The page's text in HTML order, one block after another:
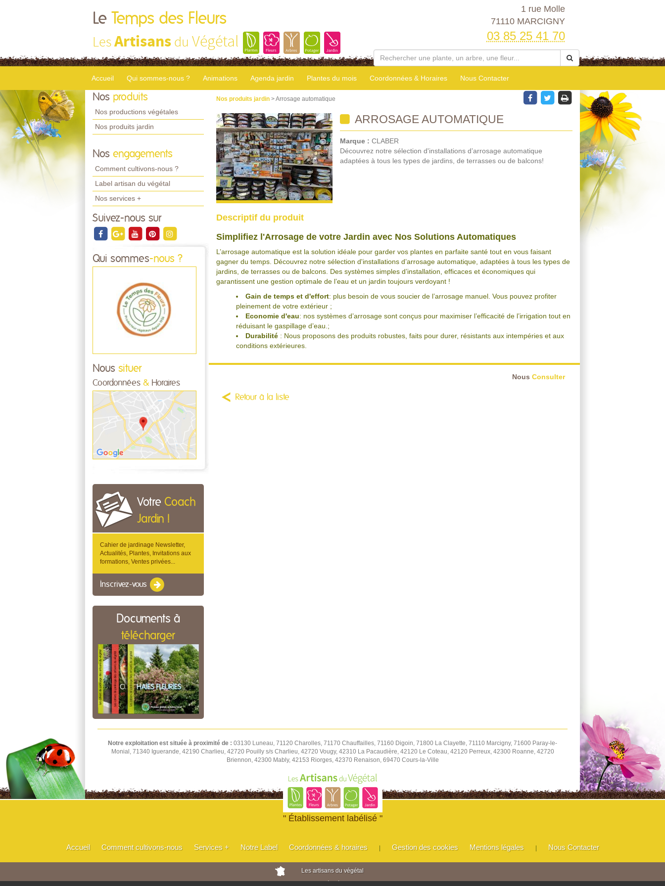
Le Temps des Fleurs
LesArtisans du Végétal
1 rue Molle
71110 MARCIGNY
03 85 25 41 70
Accueil Qui sommes-nous ? Animations Agenda jardin Plantes du mois Coordonnées & Horaires Nous Contacter
Nos produits
Nos productions végétales
Nos produits jardin
Nos engagements
Comment cultivons-nous ?
Label artisan du végétal
Nos services +
Suivez-nous sur
Qui sommes-nous ?
Nous situer
Coordonnées & Horaires
Votre Coach
Jardin !
Cahier de jardinage Newsletter,
Actualités, Plantes, Invitations aux
formations, Ventes privées...
Inscrivez-vous
Documents à
télécharger
Nos produits jardin > Arrosage automatique
ARROSAGE AUTOMATIQUE
Marque : CLABER
Découvrez notre sélection d'installations d’arrosage automatique
adaptées à tous les types de jardins, de terrasses ou de balcons!
Descriptif du produit
Simplifiez l'Arrosage de votre Jardin avec Nos Solutions Automatiques
L’arrosage automatique est la solution idéale pour garder vos plantes en parfaite santé tout en vous faisant
gagner du temps. Découvrez notre sélection d'installations d’arrosage automatique, adaptées à tous les types de
jardins, de terrasses ou de balcons. Des systèmes simples d’installation, efficaces et économiques qui
garantissent une gestion optimale de l’eau et un jardin toujours verdoyant !
Gain de temps et d'effort: plus besoin de vous soucier de l’arrosage manuel. Vous pouvez profiter
pleinement de votre extérieur ;
Economie d'eau: nos systèmes d’arrosage sont conçus pour maximiser l’efficacité de l’irrigation tout en
réduisant le gaspillage d’eau.;
Durabilité : Nous proposons des produits robustes, faits pour durer, résistants aux intempéries et aux
conditions extérieures.
Nous Consulter
Retour à la liste
Notre exploitation est située à proximité de : 03130 Luneau, 71120 Charolles, 71170 Chauffailles, 71160 Digoin, 71800 La Clayette, 71110 Marcigny, 71600 Paray-le-
Monial, 71340 Iguerande, 42190 Charlieu, 42720 Pouilly s/s Charlieu, 42720 Vougy, 42310 La Pacaudière, 42120 Le Coteau, 42120 Perreux, 42300 Roanne, 42720
Briennon, 42300 Mably, 42153 Riorges, 42370 Renaison, 69470 Cours-la-Ville
" Établissement labélisé "
Accueil Comment cultivons-nous Services + Notre Label Coordonnées & horaires Gestion des cookies Mentions légales Nous Contacter
Les artisans du végétal